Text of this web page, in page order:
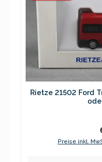
Rietze 21502 Ford
Preise inkl.